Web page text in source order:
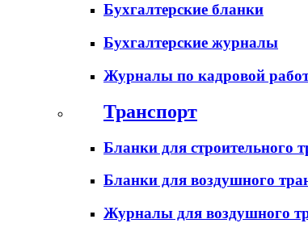
Бухгалтерские бланки
Бухгалтерские журналы
Журналы по кадровой
Транспорт
Бланки для строительного
Бланки для воздушного
Журналы для воздушного